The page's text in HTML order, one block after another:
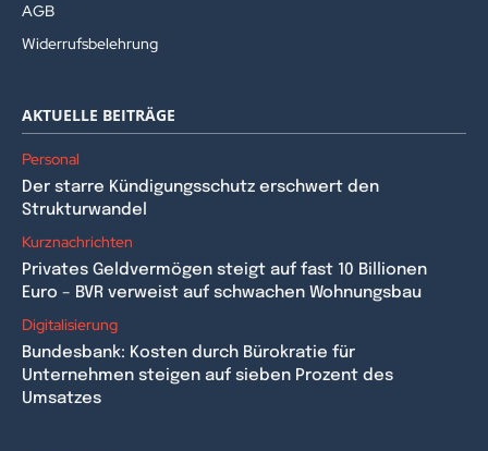
AGB
Widerrufsbelehrung
AKTUELLE BEITRÄGE
Personal
Der starre Kündigungsschutz erschwert den
Strukturwandel
Kurznachrichten
Privates Geldvermögen steigt auf fast 10 Billionen
Euro – BVR verweist auf schwachen Wohnungsbau
Digitalisierung
Bundesbank: Kosten durch Bürokratie für
Unternehmen steigen auf sieben Prozent des
Umsatzes